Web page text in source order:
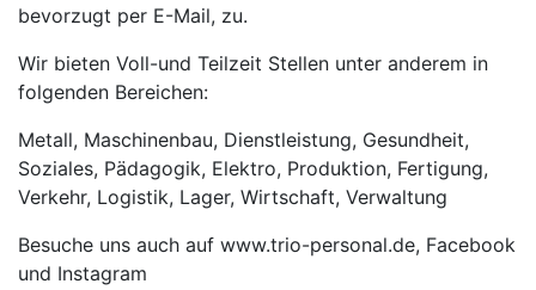
bevorzugt per E-Mail, zu.
Wir bieten Voll-und Teilzeit Stellen unter anderem in
folgenden Bereichen:
Metall, Maschinenbau, Dienstleistung, Gesundheit,
Soziales, Pädagogik, Elektro, Produktion, Fertigung,
Verkehr, Logistik, Lager, Wirtschaft, Verwaltung
Besuche uns auch auf www.trio-personal.de, Facebook
und Instagram